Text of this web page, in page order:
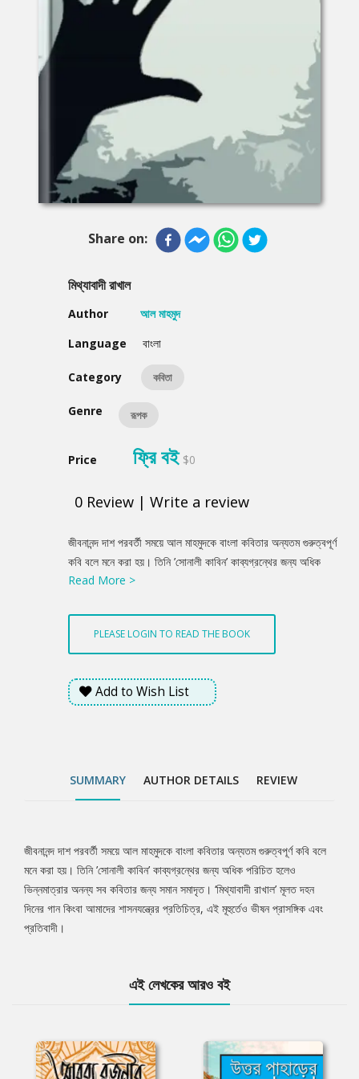
Share on:
মিথ্যাবাদী রাখাল
Author
আল মাহমুদ
Language
বাংলা
Category কবিতা
Genre রূপক
Price ফ্রি বই $0
0 Review | Write a review
Product
Summery
জীবনানন্দ দাশ পরবর্তী সময়ে আল মাহমুদকে বাংলা কবিতার অন্যতম গুরুত্বপূর্ণ
কবি বলে মনে করা হয়। তিনি ’সোনালী কাবিন’ কাব্যগ্রন্থের জন্য অধিক
পরিচিত হলেও ভিন্নমাত্রার অনন্য সব কবিতার জন্য সমান সমাদৃত।
প্রতিচিত্র, এই মূহুর্তেও ভীষন প্রাসঙ্গিক এবং প্রতিবাদী।
Read More >
PLEASE LOGIN TO READ THE BOOK
Add to Wish List
SUMMARY AUTHOR DETAILS REVIEW
Tab
Article
জীবনানন্দ দাশ পরবর্তী সময়ে আল মাহমুদকে বাংলা কবিতার অন্যতম গুরুত্বপূর্ণ কবি বলে
মনে করা হয়। তিনি ’সোনালী কাবিন’ কাব্যগ্রন্থের জন্য অধিক পরিচিত হলেও
ভিন্নমাত্রার অনন্য সব কবিতার জন্য সমান সমাদৃত। ‘মিথ্যাবাদী রাখাল’ মূলত দহন
দিনের গান কিংবা আমাদের শাসনযন্ত্রের প্রতিচিত্র, এই মূহুর্তেও ভীষন প্রাসঙ্গিক এবং
প্রতিবাদী।
এই লেখকের আরও বই